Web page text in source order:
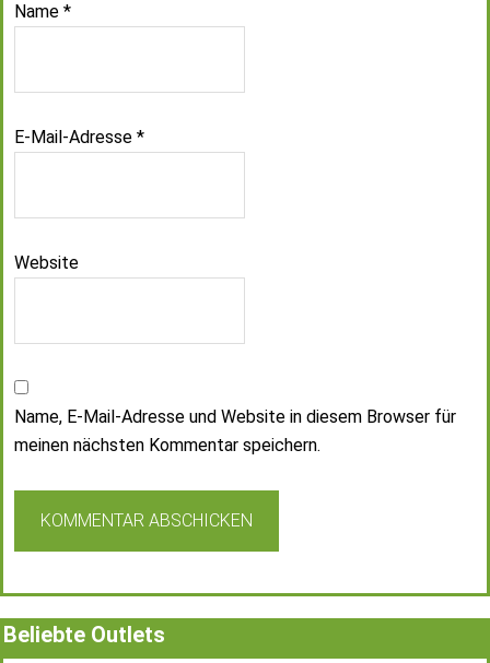
Name *
E-Mail-Adresse *
Website
Name, E-Mail-Adresse und Website in diesem Browser für
meinen nächsten Kommentar speichern.
Beliebte Outlets